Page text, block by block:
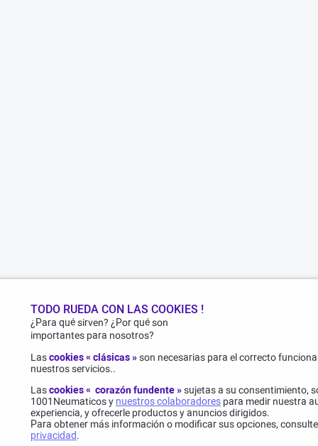
TODO RUEDA CON LAS COOKIES !
¿Para qué sirven? ¿Por qué son
importantes para nosotros?
Lascookies « clásicas »son necesarias para el correcto
nuestros servicios..
Lascookies « corazón fundente »sujetas a su consentimiento,
1001Neumaticos y nuestros colaboradores para medir nuestra
experiencia, y ofrecerle productos y anuncios dirigidos.
Para obtener más información o modificar sus opciones,
privacidad.